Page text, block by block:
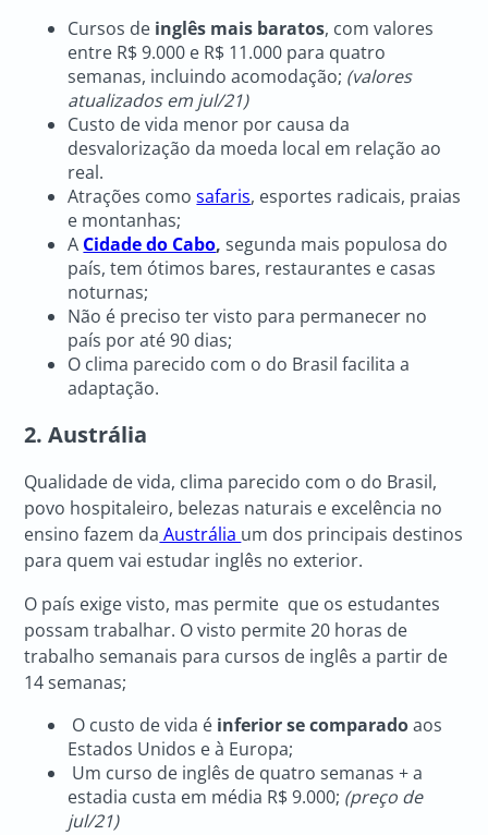
Cursos de inglês mais baratos, com valores
entre R$ 9.000 e R$ 11.000 para quatro
semanas, incluindo acomodação; (valores
atualizados em jul/21)
Custo de vida menor por causa da
desvalorização da moeda local em relação ao
real.
Atrações comosafaris, esportes radicais, praias
e montanhas;
A Cidade do Cabo, segunda mais populosa do
país, tem ótimos bares, restaurantes e casas
noturnas;
Não é preciso ter visto para permanecer no
país por até 90 dias;
O clima parecido com o do Brasil facilita a
adaptação.
2. Austrália
Qualidade de vida, clima parecido com o do Brasil,
povo hospitaleiro, belezas naturais e excelência no
ensino fazem da Austrália um dos principais destinos
para quem vai estudar inglês no exterior.
O país exige visto, mas permite que os estudantes
possam trabalhar. O visto permite 20 horas de
trabalho semanais para cursos de inglês a partir de
14 semanas;
O custo de vida é inferior se comparadoaos
Estados Unidos e à Europa;
Um curso de inglês de quatro semanas + a
estadia custa em média R$ 9.000; (preço de
jul/21)